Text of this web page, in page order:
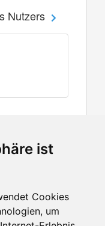
ist
Cookies
um
Nutzers